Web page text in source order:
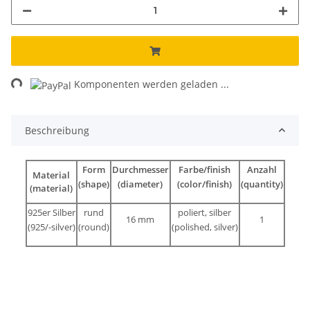
Komponenten werden geladen ...
Beschreibung
Material
(material)
Form
(shape)
Durchmesser
(diameter)
Farbe/finish
(color/finish)
Anzahl
(quantity)
925er Silber
(925/-silver)
rund
(round)
16 mm
poliert, silber
(polished, silver)
1